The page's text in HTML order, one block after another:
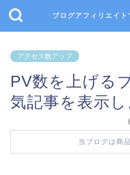
ブログアフィリエイ
アクセス数アップ
PV数を上げる
気記事を表示
当ブログは商